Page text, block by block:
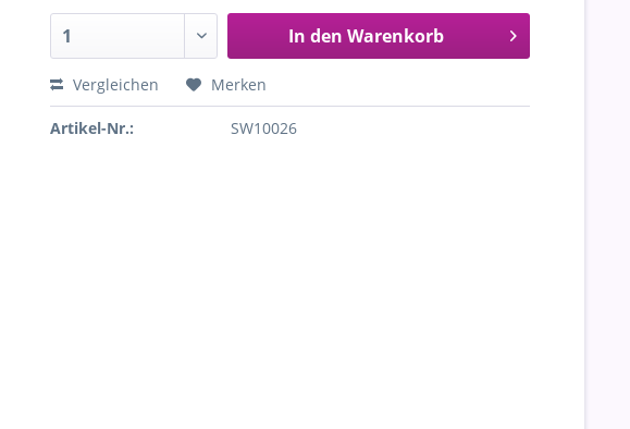
In den Warenkorb
Vergleichen Merken
Artikel-Nr.: SW10026